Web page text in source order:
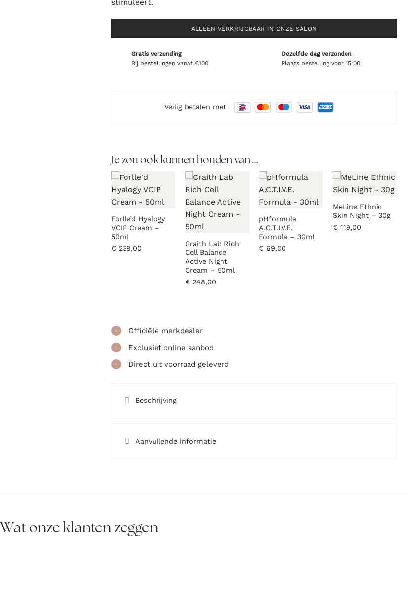
stimuleert.
ALLEEN VERKRIJGBAAR IN ONZE SALON
Gratis verzending
Bij bestellingen vanaf €100
Dezelfde dag verzonden
Plaats bestelling voor 15:00
Veilig betalen met
Je zou ook kunnen houden van …
Forlle’d Hyalogy
VCIP Cream –
50ml
€239,00
Craith Lab Rich
Cell Balance
Active Night
Cream – 50ml
€248,00
pHformula
A.C.T.I.V.E.
Formula – 30ml
€69,00
MeLine Ethnic
Skin Night – 30g
€119,00
Officiële merkdealer
Exclusief online aanbod
Direct uit voorraad geleverd
Beschrijving
Aanvullende informatie
Wat onze klanten zeggen